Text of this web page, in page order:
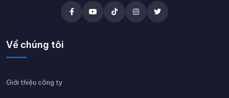
Về chúng tôi
Giới thiệu công ty